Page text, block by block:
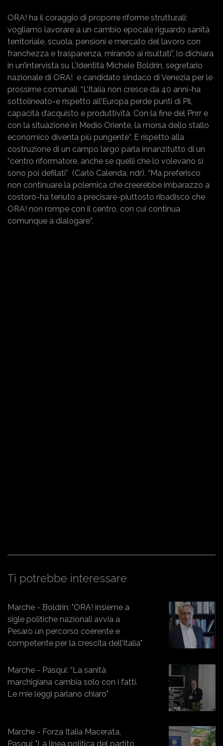
ORA! ha il coraggio di proporre riforme strutturali:
vogliamo lavorare a un cambio epocale riguardo sanità
territoriale, scuola, pensioni e mercato del lavoro con
franchezza e trasparenza, mirando ai risultati”, lo dichiara
in un’intervista su L’Identità Michele Boldrin, segretario
nazionale di ORA! e candidato sindaco di Venezia per le
prossime comunali. “L’Italia non cresce da 40 anni-ha
sottolineato-e rispetto all’Europa perde punti di Pil,
capacità d’acquisto e produttività. Con la fine del Pnrr e
con la situazione in Medio Oriente, la morsa dello stallo
economico diventa più pungente”. E rispetto alla
costruzione di un campo largo parla innanzitutto di un
“centro riformatore, anche se quelli che lo volevano si
sono poi defilati” (Carlo Calenda, ndr). “Ma preferisco
non continuare la polemica che creerebbe imbarazzo a
costoro-ha tenuto a precisare-piuttosto ribadisco che
ORA! non rompe con il centro, con cui continua
comunque a dialogare”.
Ti potrebbe interessare
Marche - Boldrin: "ORA! insieme a
sigle politiche nazionali avvia a
Pesaro un percorso coerente e
competente per la crescita dell’Italia"
Marche - Pasqui: “La sanità
marchigiana cambia solo con i fatti.
Le mie leggi parlano chiaro"
Marche - Forza Italia Macerata,
Pasqui: "La linea politica del partito